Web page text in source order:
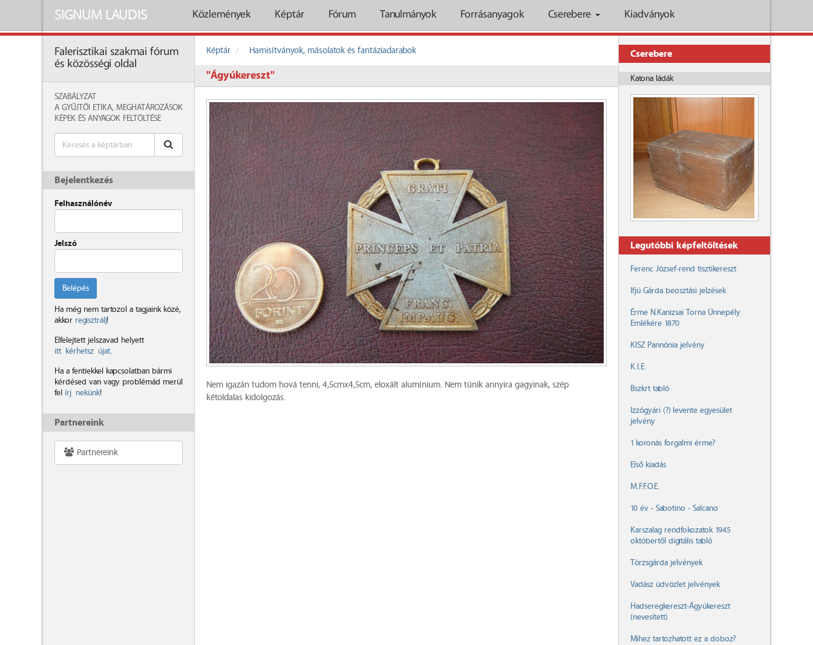
SIGNUM LAUDIS Közlemények Képtár Fórum Tanulmányok Forrásanyagok Cserebere Kiadványok
Falerisztikai szakmai fórum
és közösségi oldal
SZABÁLYZAT
A GYŰJTŐI ETIKA, MEGHATÁROZÁSOK
KÉPEK ÉS ANYAGOK FELTÖLTÉSE
Bejelentkezés
Felhasználónév
Jelszó
Belépés
Ha még nem tartozol a tagjaink közé,
akkor regisztrálj!
Elfelejtett jelszavad helyett
itt kérhetsz újat.
Ha a fentiekkel kapcsolatban bármi
kérdésed van vagy problémád merül
fel írj nekünk!
Partnereink
Partnereink
Képtár Hamisítványok, másolatok és fantáziadarabok
"Ágyúkereszt"
Nem igazán tudom hová tenni, 4,5cmx4,5cm, eloxált alumínium. Nem tűnik annyira gagyinak, szép
kétoldalas kidolgozás.
Cserebere
Katona ládák
Legutóbbi képfeltöltések
Ferenc József-rend tisztikereszt
Ifjú Gárda beosztási jelzések
Érme N.Kanizsai Torna Ünnepély
Emlékére 1870
KISZ Pannónia jelvény
K.I.E.
Bszkrt tabló
Izzógyári (?) levente egyesület
jelvény
1 koronás forgalmi érme?
Első kiadás
M.F.F.O.E.
10 év - Sabotino - Salcano
Karszalag rendfokozatok 1945
októbertől digitális tabló
Törzsgárda jelvények
Vadász üdvözlet jelvények
Hadseregkereszt-Ágyúkereszt
(nevesített)
Mihez tartozhatott ez a doboz?